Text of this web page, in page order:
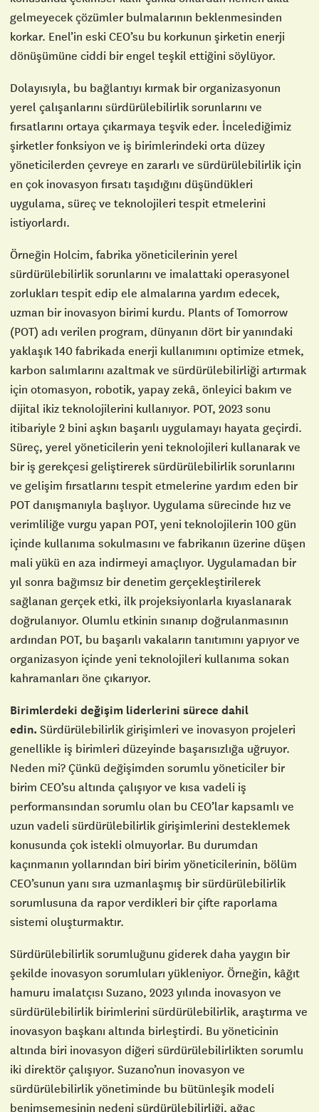
gelmeyecek çözümler bulmalarının beklenmesinden
korkar. Enel’in eski CEO’su bu korkunun şirketin enerji
dönüşümüne ciddi bir engel teşkil ettiğini söylüyor.
Dolayısıyla, bu bağlantıyı kırmak bir organizasyonun
yerel çalışanlarını sürdürülebilirlik sorunlarını ve
fırsatlarını ortaya çıkarmaya teşvik eder. İncelediğimiz
şirketler fonksiyon ve iş birimlerindeki orta düzey
yöneticilerden çevreye en zararlı ve sürdürülebilirlik için
en çok inovasyon fırsatı taşıdığını düşündükleri
uygulama, süreç ve teknolojileri tespit etmelerini
istiyorlardı.
Örneğin Holcim, fabrika yöneticilerinin yerel
sürdürülebilirlik sorunlarını ve imalattaki operasyonel
zorlukları tespit edip ele almalarına yardım edecek,
uzman bir inovasyon birimi kurdu. Plants of Tomorrow
(POT) adı verilen program, dünyanın dört bir yanındaki
yaklaşık 140 fabrikada enerji kullanımını optimize etmek,
karbon salımlarını azaltmak ve sürdürülebilirliği artırmak
için otomasyon, robotik, yapay zekâ, önleyici bakım ve
dijital ikiz teknolojilerini kullanıyor. POT, 2023 sonu
itibariyle 2 bini aşkın başarılı uygulamayı hayata geçirdi.
Süreç, yerel yöneticilerin yeni teknolojileri kullanarak ve
bir iş gerekçesi geliştirerek sürdürülebilirlik sorunlarını
ve gelişim fırsatlarını tespit etmelerine yardım eden bir
POT danışmanıyla başlıyor. Uygulama sürecinde hız ve
verimliliğe vurgu yapan POT, yeni teknolojilerin 100 gün
içinde kullanıma sokulmasını ve fabrikanın üzerine düşen
mali yükü en aza indirmeyi amaçlıyor. Uygulamadan bir
yıl sonra bağımsız bir denetim gerçekleştirilerek
sağlanan gerçek etki, ilk projeksiyonlarla kıyaslanarak
doğrulanıyor. Olumlu etkinin sınanıp doğrulanmasının
ardından POT, bu başarılı vakaların tanıtımını yapıyor ve
organizasyon içinde yeni teknolojileri kullanıma sokan
kahramanları öne çıkarıyor.
Birimlerdeki değişim liderlerini sürece dahil
edin. Sürdürülebilirlik girişimleri ve inovasyon projeleri
genellikle iş birimleri düzeyinde başarısızlığa uğruyor.
Neden mi? Çünkü değişimden sorumlu yöneticiler bir
birim CEO’su altında çalışıyor ve kısa vadeli iş
performansından sorumlu olan bu CEO’lar kapsamlı ve
uzun vadeli sürdürülebilirlik girişimlerini desteklemek
konusunda çok istekli olmuyorlar. Bu durumdan
kaçınmanın yollarından biri birim yöneticilerinin, bölüm
CEO’sunun yanı sıra uzmanlaşmış bir sürdürülebilirlik
sorumlusuna da rapor verdikleri bir çifte raporlama
sistemi oluşturmaktır.
Sürdürülebilirlik sorumluğunu giderek daha yaygın bir
şekilde inovasyon sorumluları yükleniyor. Örneğin, kâğıt
hamuru imalatçısı Suzano, 2023 yılında inovasyon ve
sürdürülebilirlik birimlerini sürdürülebilirlik, araştırma ve
inovasyon başkanı altında birleştirdi. Bu yöneticinin
altında biri inovasyon diğeri sürdürülebilirlikten sorumlu
iki direktör çalışıyor. Suzano’nun inovasyon ve
sürdürülebilirlik yönetiminde bu bütünleşik modeli
benimsemesinin nedeni sürdürülebilirliği, ağaç